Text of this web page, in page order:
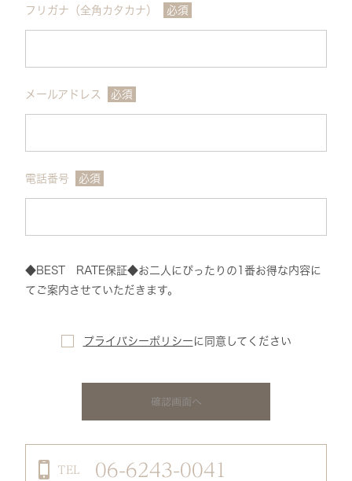
フリガナ（全角カタカナ） 必須
メールアドレス 必須
電話番号 必須
◆BEST RATE保証◆お二人にぴったりの1番お得な内容に
てご案内させていただきます。
プライバシーポリシー に 同意してください
確認画面へ
TEL 06-6243-0041